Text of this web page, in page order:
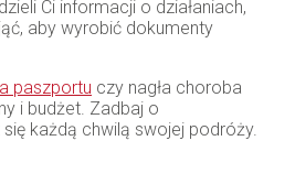
Ci informacji o działaniach,
aby wyrobić dokumenty
paszportu czy nagła choroba
i budżet. Zadbaj o
każdą chwilą swojej podróży.